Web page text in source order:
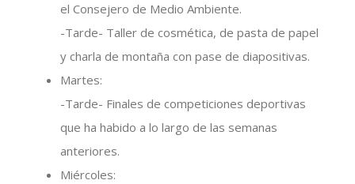
el Consejero de Medio Ambiente.
-Tarde- Taller de cosmética, de pasta de papel
y charla de montaña con pase de diapositivas.
Martes:
-Tarde- Finales de competiciones deportivas
que ha habido a lo largo de las semanas
anteriores.
Miércoles: